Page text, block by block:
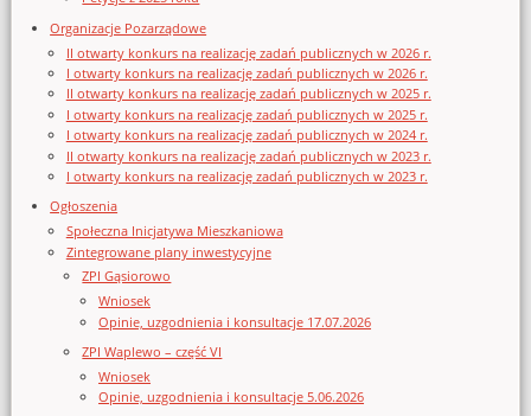
Organizacje Pozarządowe
II otwarty konkurs na realizację zadań publicznych w 2026 r.
I otwarty konkurs na realizację zadań publicznych w 2026 r.
II otwarty konkurs na realizację zadań publicznych w 2025 r.
I otwarty konkurs na realizację zadań publicznych w 2025 r.
I otwarty konkurs na realizację zadań publicznych w 2024 r.
II otwarty konkurs na realizację zadań publicznych w 2023 r.
I otwarty konkurs na realizację zadań publicznych w 2023 r.
Ogłoszenia
Społeczna Inicjatywa Mieszkaniowa
Zintegrowane plany inwestycyjne
ZPI Gąsiorowo
Wniosek
Opinie, uzgodnienia i konsultacje 17.07.2026
ZPI Waplewo – część VI
Wniosek
Opinie, uzgodnienia i konsultacje 5.06.2026